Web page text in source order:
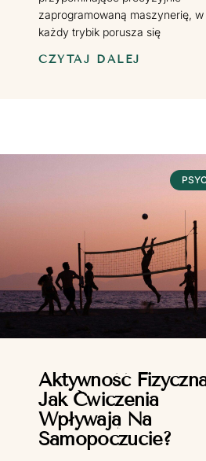
zaprogramowaną maszynerię, w
każdy trybik porusza się
CZYTAJ DALEJ
Aktywność
Jak Ćwiczenia
Wpływają Na
Samopoczucie?